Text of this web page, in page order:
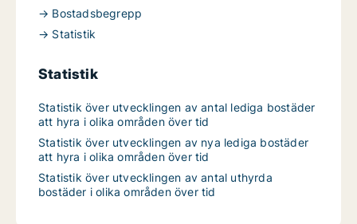
→ Bostadsbegrepp
→ Statistik
Statistik
Statistik över utvecklingen av antal lediga bostäder
att hyra i olika områden över tid
Statistik över utvecklingen av nya lediga bostäder
att hyra i olika områden över tid
Statistik över utvecklingen av antal uthyrda
bostäder i olika områden över tid